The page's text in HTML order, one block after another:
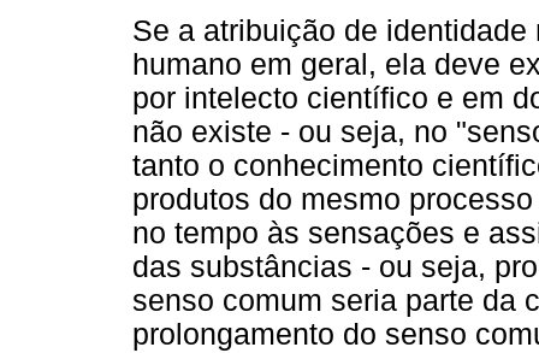
Se a atribuição de
humano em geral, ela deve
por intelecto científico e em
não existe - ou seja, no
tanto o conhecimento
produtos do mesmo
no tempo às sensações e
das substâncias - ou seja,
senso comum seria parte da
prolongamento do senso